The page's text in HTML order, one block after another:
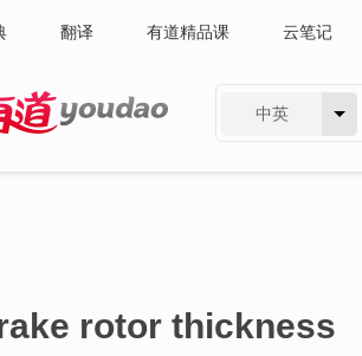
翻译 有道精品课 云笔记
中英
rotor thickness